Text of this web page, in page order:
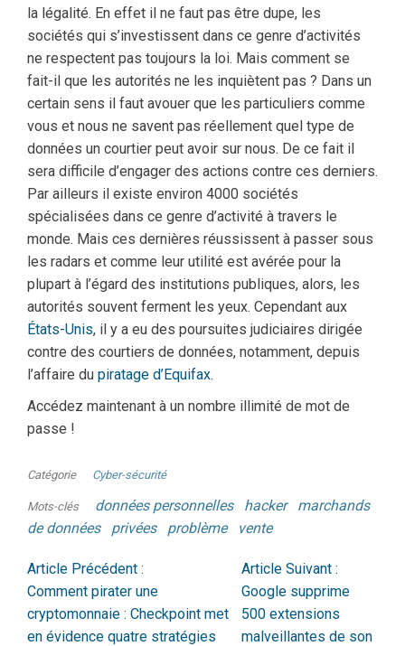
la légalité. En effet il ne faut pas être dupe, les
sociétés qui s’investissent dans ce genre d’activités
ne respectent pas toujours la loi. Mais comment se
fait-il que les autorités ne les inquiètent pas ? Dans un
certain sens il faut avouer que les particuliers comme
vous et nous ne savent pas réellement quel type de
données un courtier peut avoir sur nous. De ce fait il
sera difficile d’engager des actions contre ces derniers.
Par ailleurs il existe environ 4000 sociétés
spécialisées dans ce genre d’activité à travers le
monde. Mais ces dernières réussissent à passer sous
les radars et comme leur utilité est avérée pour la
plupart à l’égard des institutions publiques, alors, les
autorités souvent ferment les yeux. Cependant aux
États-Unis, il y a eu des poursuites judiciaires dirigée
contre des courtiers de données, notamment, depuis
l’affaire du piratage d’Equifax.
Accédez maintenant à un nombre illimité de mot de
passe !
Catégorie Cyber-sécurité
Mots-clés données personnelles hacker
marchands
de données
privées problème vente
Article Précédent :
Comment pirater une
cryptomonnaie : Checkpoint met
en évidence quatre stratégies
Article Suivant :
Google supprime
500 extensions
malveillantes de son